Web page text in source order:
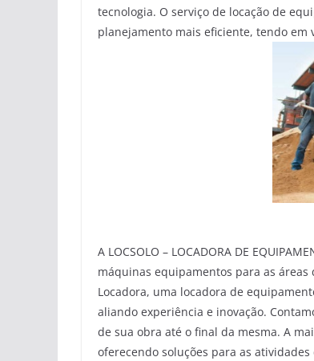
tecnologia. O serviço de locação de
planejamento mais eficiente, tendo em
A LOCSOLO – LOCADORA DE
máquinas equipamentos para as
Locadora, uma locadora de
aliando experiência e inovação.
de sua obra até o final da mesma. A
oferecendo soluções para as